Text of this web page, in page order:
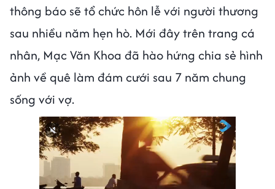
thông báo sẽ tổ chức hôn lễ với người thương
sau nhiều năm hẹn hò. Mới đây trên trang cá
nhân, Mạc Văn Khoa đã hào hứng chia sẻ hình
ảnh về quê làm đám cưới sau 7 năm chung
sống với vợ.